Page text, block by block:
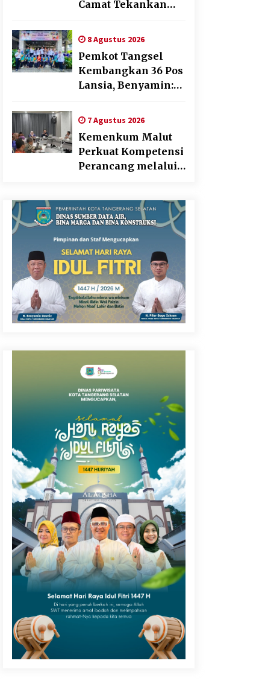
Camat Tekankan
Pelayanan dan
Kebersamaan
8 Agustus 2026
Pemkot Tangsel
Kembangkan 36 Pos
Lansia, Benyamin:
Sehat, Aktif, dan
Bahagia
7 Agustus 2026
Kemenkum Malut
Perkuat Kompetensi
Perancang melalui
Hukum Daerah